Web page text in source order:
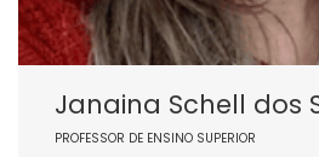
Janaina Schell dos
PROFESSOR DE ENSINO SUPERIOR